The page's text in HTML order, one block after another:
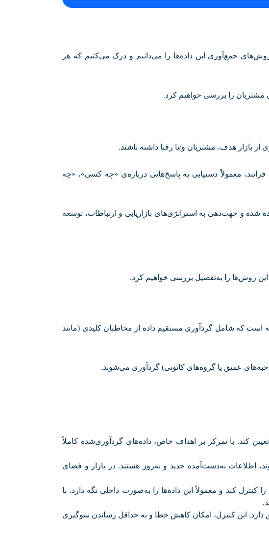
جمع‌آوری این داده‌ها را می‌دانیم و درک می‌کنیم که هر
مشتریان را بررسی خواهیم کرد.
بازار هدف، مشتریان و/یا رقبا داشته باشند.
معمولاً دستیابی به پاسخ‌هایی درباره‌ی «چه کسی»، «چه
شده و جهت‌دهی به استراتژی‌های بازاریابی و ارتباطات، توسعه
این روش‌ها را به‌تفصیل بررسی خواهیم کرد.
است که شامل گردآوری مستقیم داده از مخاطبان کلیدی (مانند
عمیق یا گروه‌های کانونی) گردآوری می‌شوند.
کند. با تمرکز بر اهداف خاص، داده‌های گردآوری‌شده کاملاً
اطلاعات به‌دست‌آمده جدید و به‌روز هستند. در بازار و فضای
کنترل کند و معمولاً این داده‌ها را به‌صورت داخلی نگه دارد. با
.
دارد. این کنترل، امکان کاهش خطا و به حداقل رساندن سوگیری